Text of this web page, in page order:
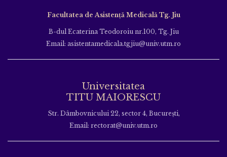
Facultatea de Asistență Medicală Tg. Jiu
B-dul Ecaterina Teodoroiu nr.100, Tg. Jiu
Email: asistentamedicala.tgjiu@univ.utm.ro
Universitatea
TITU MAIORESCU
Str. Dâmbovnicului 22, sector 4, București,
Email: rectorat@univ.utm.ro